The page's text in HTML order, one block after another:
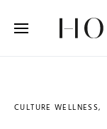
CULTURE WELLNESS